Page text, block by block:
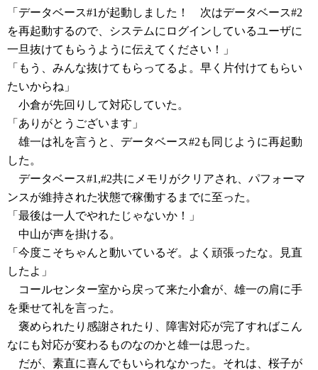
「データベース#1が起動しました！ 次はデータベース#2
を再起動するので、システムにログインしているユーザに
一旦抜けてもらうように伝えてください！」
「もう、みんな抜けてもらってるよ。早く片付けてもらい
たいからね」
小倉が先回りして対応していた。
「ありがとうございます」
雄一は礼を言うと、データベース#2も同じように再起動
した。
データベース#1,#2共にメモリがクリアされ、パフォーマ
ンスが維持された状態で稼働するまでに至った。
「最後は一人でやれたじゃないか！」
中山が声を掛ける。
「今度こそちゃんと動いているぞ。よく頑張ったな。見直
したよ」
コールセンター室から戻って来た小倉が、雄一の肩に手
を乗せて礼を言った。
褒められたり感謝されたり、障害対応が完了すればこん
なにも対応が変わるものなのかと雄一は思った。
だが、素直に喜んでもいられなかった。それは、桜子が